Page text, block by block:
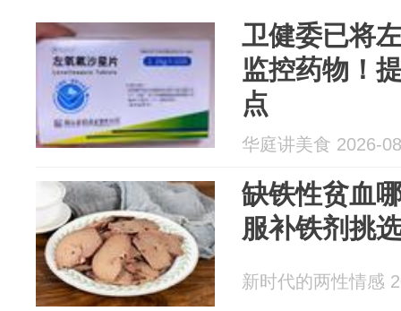
卫健委已将
监控药物！
点
华庭讲美食 2026-
缺铁性贫血
服补铁剂挑
新时代的两性情感